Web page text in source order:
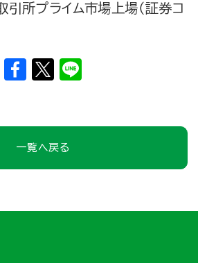
所プライム市場上場（証券コ
一覧へ戻る